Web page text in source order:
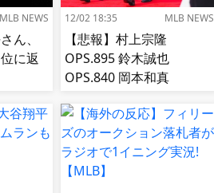
MLB NEWS
ん、
に返
12/02 18:35 MLB NEWS
【悲報】村上宗隆
OPS.895 鈴木誠也
OPS.840 岡本和真
OPS.740←これ